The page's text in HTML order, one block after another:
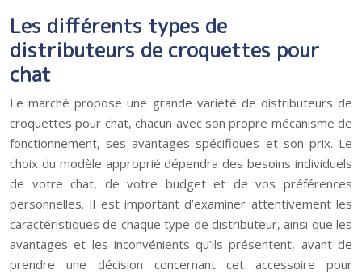
Les différents types de
distributeurs de croquettes pour
chat
Le marché propose une grande variété de distributeurs de
croquettes pour chat, chacun avec son propre mécanisme de
fonctionnement, ses avantages spécifiques et son prix. Le
choix du modèle approprié dépendra des besoins individuels
de votre chat, de votre budget et de vos préférences
personnelles. Il est important d’examiner attentivement les
caractéristiques de chaque type de distributeur, ainsi que les
avantages et les inconvénients qu’ils présentent, avant de
prendre une décision concernant cet accessoire pour